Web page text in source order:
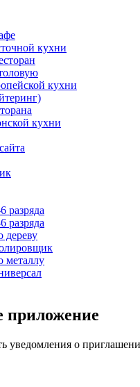
кухни
кухни
кухни
разряда
разряда
приложение
уведомления о